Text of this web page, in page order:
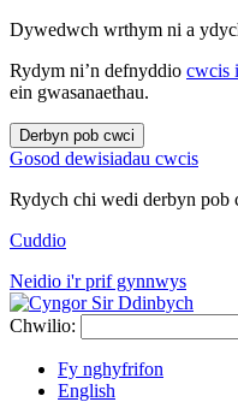
Dywedwch wrthym ni a
Rydym ni’n defnyddio cwcis
ein gwasanaethau.
Derbyn pob cwci
Gosod dewisiadau cwcis
Rydych chi wedi derbyn pob
Cuddio
Neidio i'r prif gynnwys
Chwilio:
Fy nghyfrifon
English